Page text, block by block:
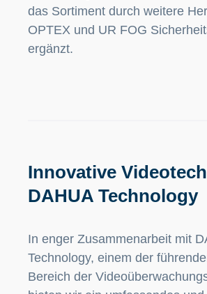
das Sortiment durch weitere
OPTEX und UR FOG
ergänzt.
Innovative
DAHUA Technology
In enger Zusammenarbeit mit
Technology, einem der
Bereich der